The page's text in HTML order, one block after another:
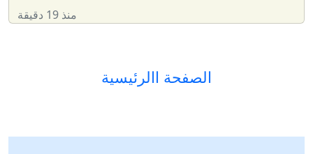
منذ 19 دقيقة
الصفحة االرئيسية